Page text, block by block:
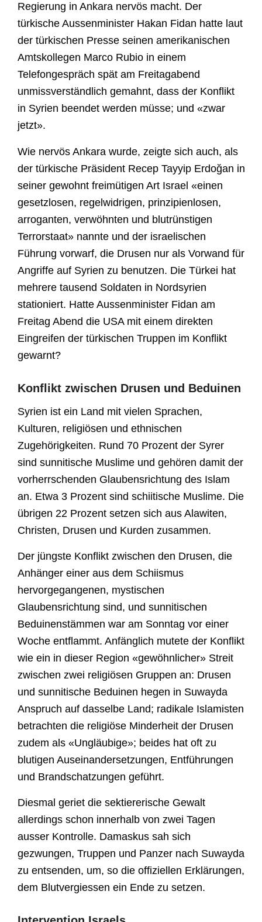
Regierung in Ankara nervös macht. Der
türkische Aussenminister Hakan Fidan hatte laut
der türkischen Presse seinen amerikanischen
Amtskollegen Marco Rubio in einem
Telefongespräch spät am Freitagabend
unmissverständlich gemahnt, dass der Konflikt
in Syrien beendet werden müsse; und «zwar
jetzt».
Wie nervös Ankara wurde, zeigte sich auch, als
der türkische Präsident Recep Tayyip Erdoğan in
seiner gewohnt freimütigen Art Israel «einen
gesetzlosen, regelwidrigen, prinzipienlosen,
arroganten, verwöhnten und blutrünstigen
Terrorstaat» nannte und der israelischen
Führung vorwarf, die Drusen nur als Vorwand für
Angriffe auf Syrien zu benutzen. Die Türkei hat
mehrere tausend Soldaten in Nordsyrien
stationiert. Hatte Aussenminister Fidan am
Freitag Abend die USA mit einem direkten
Eingreifen der türkischen Truppen im Konflikt
gewarnt?
Konflikt zwischen Drusen und Beduinen
Syrien ist ein Land mit vielen Sprachen,
Kulturen, religiösen und ethnischen
Zugehörigkeiten. Rund 70 Prozent der Syrer
sind sunnitische Muslime und gehören damit der
vorherrschenden Glaubensrichtung des Islam
an. Etwa 3 Prozent sind schiitische Muslime. Die
übrigen 22 Prozent setzen sich aus Alawiten,
Christen, Drusen und Kurden zusammen.
Der jüngste Konflikt zwischen den Drusen, die
Anhänger einer aus dem Schiismus
hervorgegangenen, mystischen
Glaubensrichtung sind, und sunnitischen
Beduinenstämmen war am Sonntag vor einer
Woche entflammt. Anfänglich mutete der Konflikt
wie ein in dieser Region «gewöhnlicher» Streit
zwischen zwei religiösen Gruppen an: Drusen
und sunnitische Beduinen hegen in Suwayda
Anspruch auf dasselbe Land; radikale Islamisten
betrachten die religiöse Minderheit der Drusen
zudem als «Ungläubige»; beides hat oft zu
blutigen Auseinandersetzungen, Entführungen
und Brandschatzungen geführt.
Diesmal geriet die sektiererische Gewalt
allerdings schon innerhalb von zwei Tagen
ausser Kontrolle. Damaskus sah sich
gezwungen, Truppen und Panzer nach Suwayda
zu entsenden, um, so die offiziellen Erklärungen,
dem Blutvergiessen ein Ende zu setzen.